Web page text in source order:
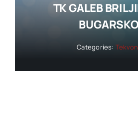
TK GALEB
Categories: